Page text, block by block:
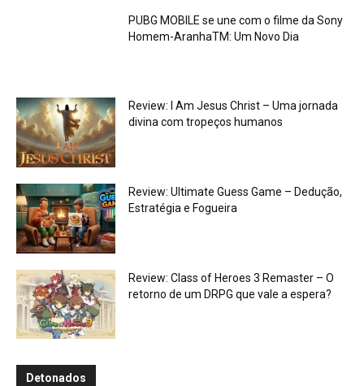
PUBG MOBILE se une com o filme da Sony
Homem-AranhaTM: Um Novo Dia
Review: I Am Jesus Christ – Uma jornada
divina com tropeços humanos
Review: Ultimate Guess Game – Dedução,
Estratégia e Fogueira
Review: Class of Heroes 3 Remaster – O
retorno de um DRPG que vale a espera?
Detonados